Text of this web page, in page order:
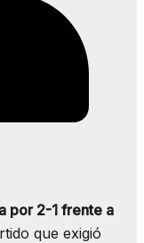
por 2-1 frente a
que exigió